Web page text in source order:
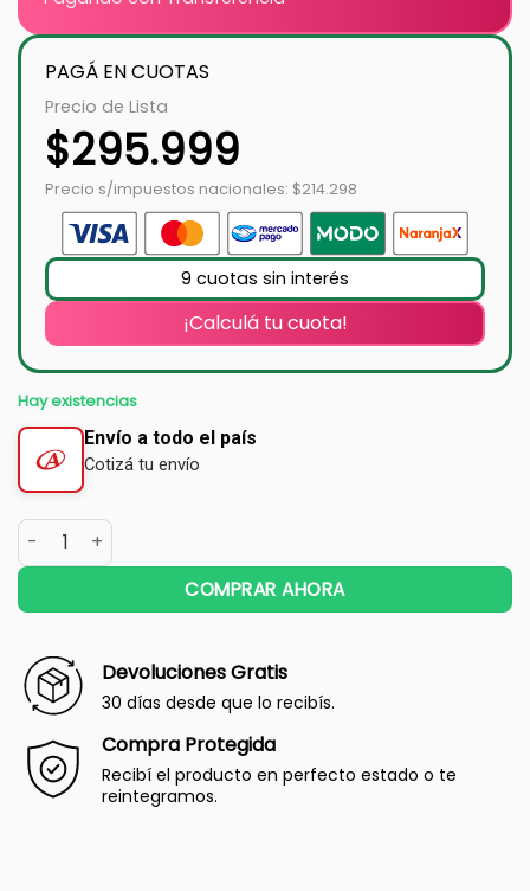
PAGÁ EN CUOTAS
Precio de Lista
$295.999
Precio s/impuestos nacionales: $214.298
9 cuotas sin interés
¡Calculá tu cuota!
Hay existencias
Envío a todo el país
Cotizá tu envío
COMPRAR AHORA
Devoluciones Gratis
30 días desde que lo recibís.
Compra Protegida
Recibí el producto en perfecto estado o te
reintegramos.